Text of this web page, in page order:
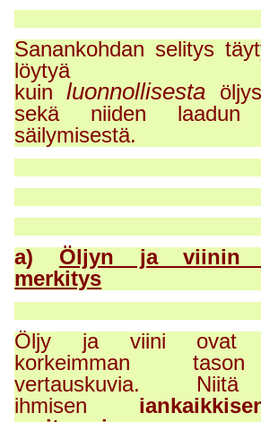
Sanankohdan selitys
löytyä
kuinluonnollisesta
sekä niiden
säilymisestä.
a) Öljyn ja viinin
merkitys
Öljy ja viini ovat
korkeimman
vertauskuvia. Niitä
ihmisen